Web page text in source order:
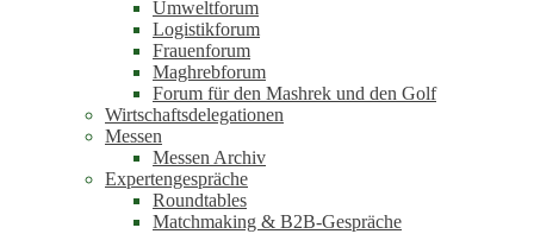
Umweltforum
Logistikforum
Frauenforum
Maghrebforum
Forum für den Mashrek und den Golf
Wirtschaftsdelegationen
Messen
Messen Archiv
Expertengespräche
Roundtables
Matchmaking & B2B-Gespräche